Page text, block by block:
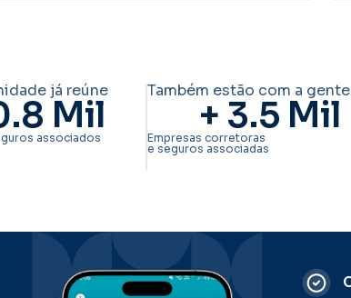
já reúne
Mil
associados
Também estão com a gente
+ 3.5 Mil
Empresas corretoras
e seguros associadas